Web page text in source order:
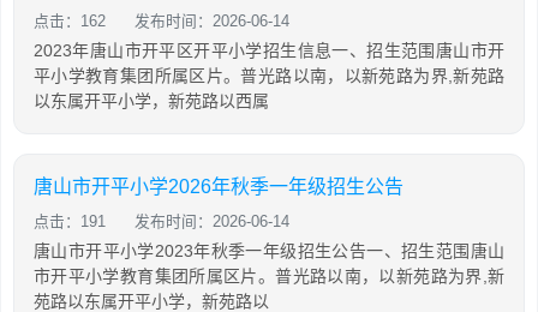
点击：162 发布时间：2026-06-14
2023年唐山市开平区开平小学招生信息一、招生范围唐山市开
平小学教育集团所属区片。普光路以南，以新苑路为界,新苑路
以东属开平小学，新苑路以西属
唐山市开平小学2026年秋季一年级招生公告
点击：191 发布时间：2026-06-14
唐山市开平小学2023年秋季一年级招生公告一、招生范围唐山
市开平小学教育集团所属区片。普光路以南，以新苑路为界,新
苑路以东属开平小学，新苑路以